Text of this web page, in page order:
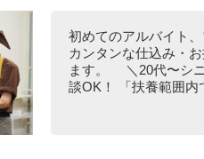
初めてのアルバイト
カンタンな仕込み・
ます。 ＼20代〜シ
談OK！ 「扶養範囲内